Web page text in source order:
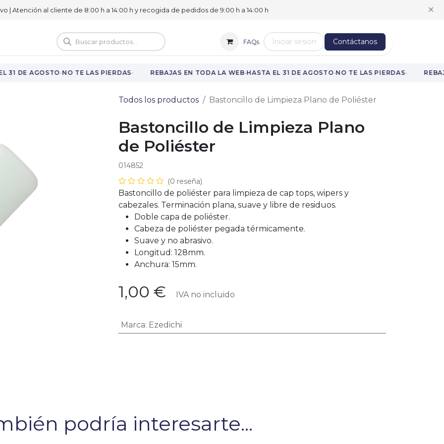
| Atención al cliente de 8:00 h a 14:00 h y recogida de pedidos de 9:00 h a 14:00 h ✕
Vuelta al cole FAQs Iniciar sesión Contáctanos
31 DE AGOSTO·NO TE LAS PIERDAS· REBAJAS EN TODA LA WEB·HASTA EL 31 DE AGOSTO·NO TE LAS PIERDAS·
Todos los productos Bastoncillo de Limpieza Plano de Poliéster
Bastoncillo de Limpieza Plano
de Poliéster
014852
(0 reseña)
Bastoncillo de poliéster para limpieza de cap tops, wipers y
cabezales. Terminación plana, suave y libre de residuos.
Doble capa de poliéster.
Cabeza de poliéster pegada térmicamente.
Suave y no abrasivo.
Longitud: 128mm.
Anchura: 15mm.
1,00 € IVA no incluido
Marca: Ezedichi
podría interesarte...